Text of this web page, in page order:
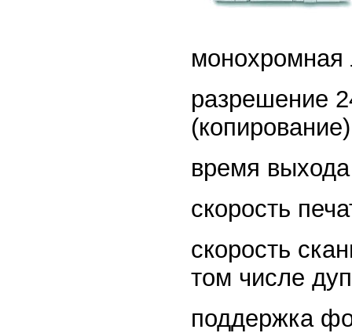
монохромная
разрешение
(копирование)
время
скорость
скорость
том числе
поддержка